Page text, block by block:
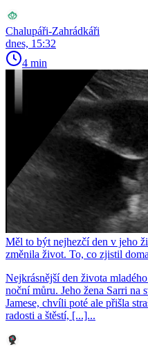
Chalupáři-Zahrádkáři
dnes, 15:32
4 min
Měl to být nejhezčí den v jeho
změnila život. To, co zjistil
Nejkrásnější den života
noční můru. Jeho žena Sarri na
Jamese, chvíli poté ale přišla
radosti a štěstí, [...]...